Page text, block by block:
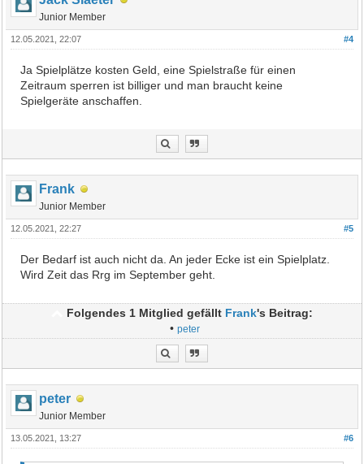
Junior Member
#4
12.05.2021, 22:07
Ja Spielplätze kosten Geld, eine Spielstraße für einen
Zeitraum sperren ist billiger und man braucht keine
Spielgeräte anschaffen.
Frank
Junior Member
#5
12.05.2021, 22:27
Der Bedarf ist auch nicht da. An jeder Ecke ist ein Spielplatz.
Wird Zeit das Rrg im September geht.
Folgendes 1 Mitglied gefällt Frank's Beitrag:
•peter
peter
Junior Member
#6
13.05.2021, 13:27